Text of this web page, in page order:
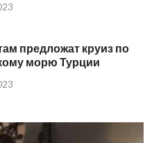
предложат круиз по
морю Турции